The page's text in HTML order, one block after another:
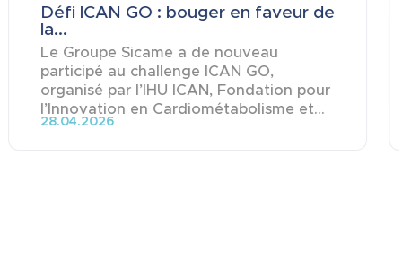
Défi ICAN GO : bouger en faveur de
la...
Le Groupe Sicame a de nouveau
participé au challenge ICAN GO,
organisé par l’IHU ICAN, Fondation pour
l’Innovation en Cardiométabolisme et...
28.04.2026